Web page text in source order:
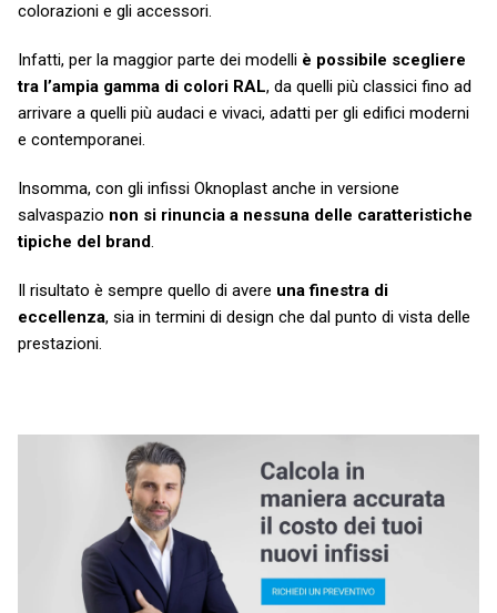
colorazioni e gli accessori.
Infatti, per la maggior parte dei modelli è possibile scegliere
tra l’ampia gamma di colori RAL, da quelli più classici fino ad
arrivare a quelli più audaci e vivaci, adatti per gli edifici moderni
e contemporanei.
Insomma, con gli infissi Oknoplast anche in versione
salvaspazio non si rinuncia a nessuna delle caratteristiche
tipiche del brand.
Il risultato è sempre quello di avere una finestra di
eccellenza, sia in termini di design che dal punto di vista delle
prestazioni.